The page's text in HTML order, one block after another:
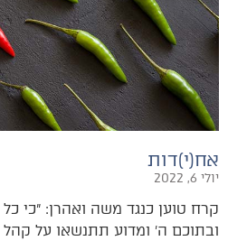
אח(י)דות
יולי 6, 2022
קרח טוען כנגד משה ואהרן: ״כי
ובתוכם ה׳ ומדוע תתנשאו על קהל